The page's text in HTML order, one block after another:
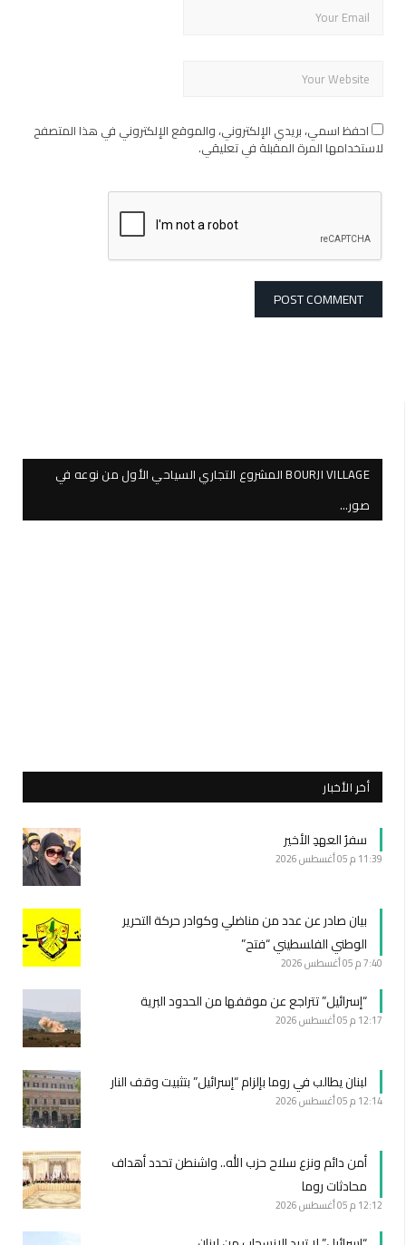
احفظ اسمي، بريدي الإلكتروني، والموقع الإلكتروني في هذا المتصفح
لاستخدامها المرة المقبلة في تعليقي.
BOURJI VILLAGE المشروع التجاري السياحي الأول من نوعه في
صور…
أخر الأخبار
سفرُ العهدِ الأخير
11:39 م 05 أغسطس 2026
بيان صادر عن عدد من مناضلي وكوادر حركة التحرير
الوطني الفلسطيني “فتح”
7:40 م 05 أغسطس 2026
“إسرائيل” تتراجع عن موقفها من الحدود البرية
12:17 م 05 أغسطس 2026
لبنان يطالب في روما بإلزام “إسرائيل” بتثبيت وقف النار
12:14 م 05 أغسطس 2026
أمن دائم ونزع سلاح حزب الله.. واشنطن تحدد أهداف
محادثات روما
12:12 م 05 أغسطس 2026